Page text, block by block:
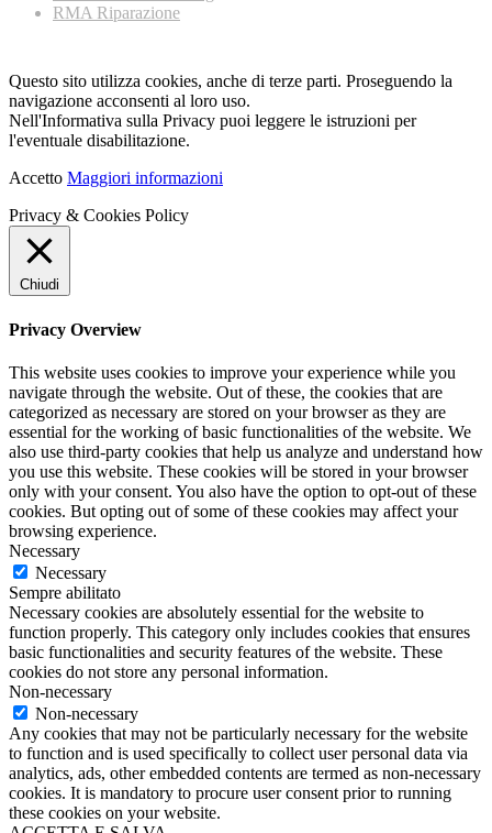
RMA Riparazione
Questo sito utilizza cookies, anche di terze parti. Proseguendo la
navigazione acconsenti al loro uso.
Nell'Informativa sulla Privacy puoi leggere le istruzioni per
l'eventuale disabilitazione.
Accetto Maggiori informazioni
Privacy & Cookies Policy
Chiudi
Privacy Overview
This website uses cookies to improve your experience while you
navigate through the website. Out of these, the cookies that are
categorized as necessary are stored on your browser as they are
essential for the working of basic functionalities of the website. We
also use third-party cookies that help us analyze and understand how
you use this website. These cookies will be stored in your browser
only with your consent. You also have the option to opt-out of these
cookies. But opting out of some of these cookies may affect your
browsing experience.
Necessary
Necessary
Sempre abilitato
Necessary cookies are absolutely essential for the website to
function properly. This category only includes cookies that ensures
basic functionalities and security features of the website. These
cookies do not store any personal information.
Non-necessary
Non-necessary
Any cookies that may not be particularly necessary for the website
to function and is used specifically to collect user personal data via
analytics, ads, other embedded contents are termed as non-necessary
cookies. It is mandatory to procure user consent prior to running
these cookies on your website.